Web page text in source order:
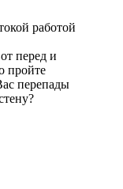
работой
перед и
пройте
перепады